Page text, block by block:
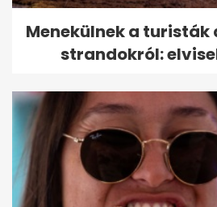
Menekülnek a
strandokról: